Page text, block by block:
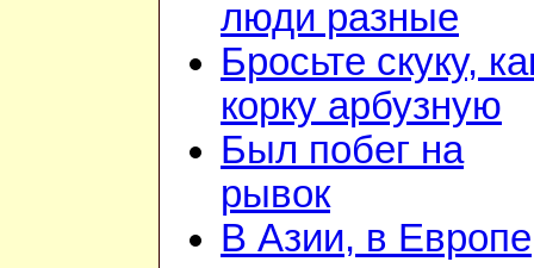
люди разные
Бросьте скуку,
корку арбузную
Был побег на
рывок
В Азии, в Европе